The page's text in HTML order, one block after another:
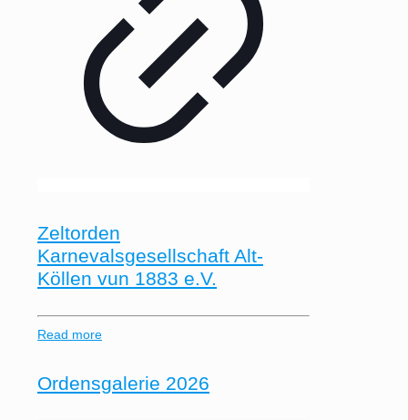
Zeltorden
Karnevalsgesellschaft Alt-
Köllen vun 1883 e.V.
Read more
Ordensgalerie 2026